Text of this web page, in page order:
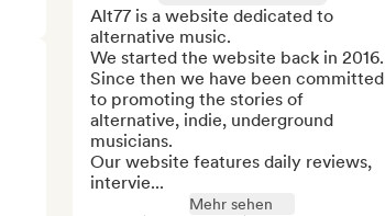
Alt77 is a website dedicated to
alternative music.
We started the website back in 2016.
Since then we have been committed
to promoting the stories of
alternative, indie, underground
musicians.
Our website features daily reviews,
intervie...
Mehr sehen